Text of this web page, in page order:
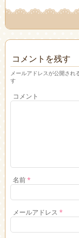
コメントを残す
メールアドレスが公開され
す
コメント
名前*
メールアドレス *